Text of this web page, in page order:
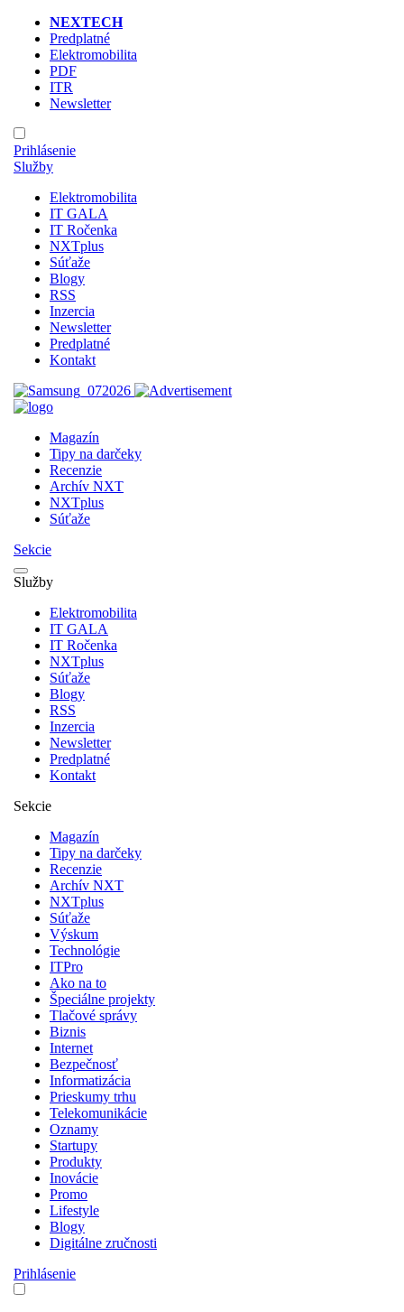
NEXTECH
Predplatné
Elektromobilita
PDF
ITR
Newsletter
Prihlásenie
Služby
Elektromobilita
IT GALA
IT Ročenka
NXTplus
Súťaže
Blogy
RSS
Inzercia
Newsletter
Predplatné
Kontakt
Magazín
Tipy na darčeky
Recenzie
Archív NXT
NXTplus
Súťaže
Sekcie
Služby
Elektromobilita
IT GALA
IT Ročenka
NXTplus
Súťaže
Blogy
RSS
Inzercia
Newsletter
Predplatné
Kontakt
Sekcie
Magazín
Tipy na darčeky
Recenzie
Archív NXT
NXTplus
Súťaže
Výskum
Technológie
ITPro
Ako na to
Špeciálne projekty
Tlačové správy
Biznis
Internet
Bezpečnosť
Informatizácia
Prieskumy trhu
Telekomunikácie
Oznamy
Startupy
Produkty
Inovácie
Promo
Lifestyle
Blogy
Digitálne zručnosti
Prihlásenie